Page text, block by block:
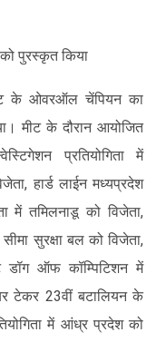
पुरस्कृत किया
के ओवरऑल चेंपियन का
मीट के दौरान आयोजित
प्रतियोगिता में
हार्ड लाईन मध्यप्रदेश
में तमिलनाडू को विजेता,
सुरक्षा बल को विजेता,
डॉग ऑफ कॉम्पिटिशन में
टेकर 23वीं बटालियन के
में आंध्र प्रदेश को